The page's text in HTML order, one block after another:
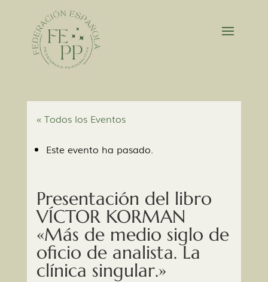
« Todos los Eventos
Este evento ha pasado.
Presentación del libro
VÍCTOR KORMAN
«Más de medio siglo de
oficio de analista. La
clínica singular.»